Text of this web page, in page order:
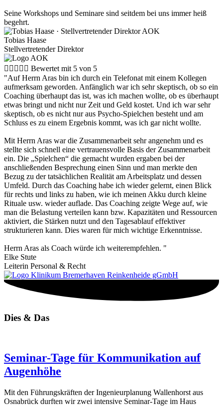
Seine Workshops und Seminare sind seitdem bei uns immer heiß
begehrt.
Tobias Haase
Stellvertretender Direktor
     Bewertet mit 5 von 5
"Auf Herrn Aras bin ich durch ein Telefonat mit einem Kollegen
aufmerksam geworden. Anfänglich war ich sehr skeptisch, ob so ein
Coaching überhaupt das ist, was ich machen wollte, ob es überhaupt
etwas bringt und nicht nur Zeit und Geld kostet. Und ich war sehr
skeptisch, ob es nicht nur aus Psycho-Spielchen besteht und am
Schluss es zu einem Ergebnis kommt, was ich gar nicht wollte.
Mit Herrn Aras war die Zusammenarbeit sehr angenehm und es
stellte sich schnell eine vertrauensvolle Basis der Zusammenarbeit
ein. Die „Spielchen“ die gemacht wurden ergaben bei der
anschließenden Besprechung einen Sinn und man merkte den
Bezug zu der tatsächlichen Realität am Arbeitsplatz und dessen
Umfeld. Durch das Coaching habe ich wieder gelernt, einen Blick
für rechts und links zu haben, wie ich meinen Akku durch kleine
Rituale usw. wieder auflade. Das Coaching zeigte Wege auf, wie
man die Belastung verteilen kann bzw. Kapazitäten und Ressourcen
aktiviert, die Stärken nutzt und den Tagesablauf effektiver
strukturieren kann. Dies waren für mich wichtige Erkenntnisse.
Herrn Aras als Coach würde ich weiterempfehlen. "
Elke Stute
Leiterin Personal & Recht
Dies & Das
Seminar-Tage für Kommunikation auf
Augenhöhe
Mit den Führungskräften der Ingenieurplanung Wallenhorst aus
Osnabrück durften wir zwei intensive Seminar-Tage im Haus